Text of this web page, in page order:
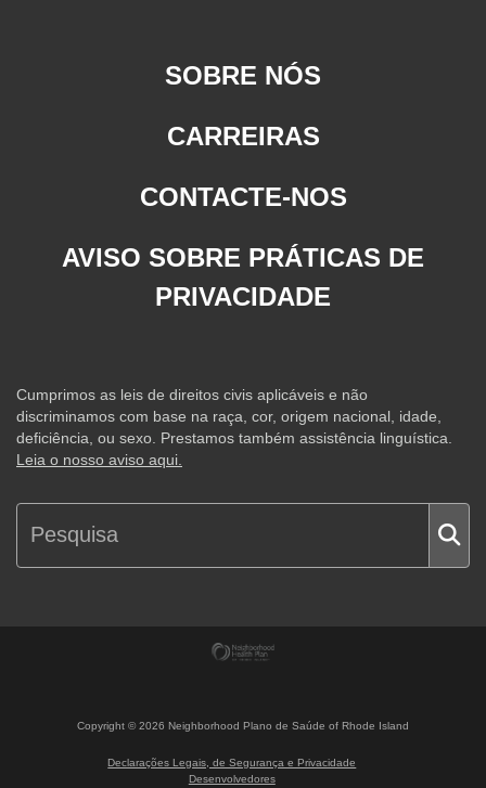
SOBRE NÓS
CARREIRAS
CONTACTE-NOS
AVISO SOBRE PRÁTICAS DE
PRIVACIDADE
Cumprimos as leis de direitos civis aplicáveis e não
discriminamos com base na raça, cor, origem nacional, idade,
deficiência, ou sexo. Prestamos também assistência linguística.
Leia o nosso aviso aqui.
Copyright ©2026 Neighborhood Plano de Saúde of Rhode Island
Declarações Legais, de Segurança e Privacidade
Desenvolvedores